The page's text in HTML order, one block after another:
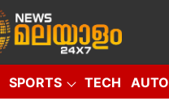
SPORTS TECH AUTO